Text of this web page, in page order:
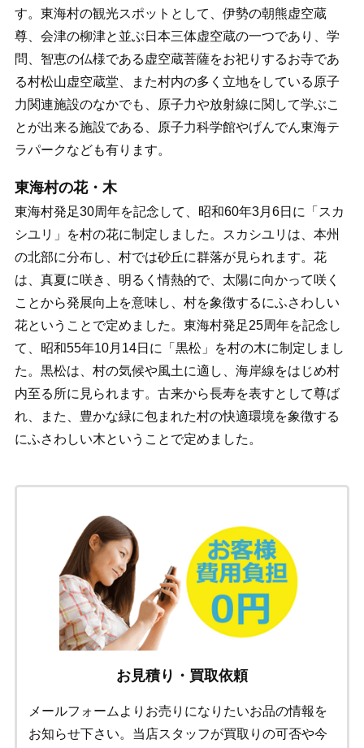
す。東海村の観光スポットとして、伊勢の朝熊虚空蔵
尊、会津の柳津と並ぶ日本三体虚空蔵の一つであり、学
問、智恵の仏様である虚空蔵菩薩をお祀りするお寺であ
る村松山虚空蔵堂、また村内の多く立地をしている原子
力関連施設のなかでも、原子力や放射線に関して学ぶこ
とが出来る施設である、原子力科学館やげんでん東海テ
ラパークなども有ります。
東海村の花・木
東海村発足30周年を記念して、昭和60年3月6日に「スカ
シユリ」を村の花に制定しました。スカシユリは、本州
の北部に分布し、村では砂丘に群落が見られます。花
は、真夏に咲き、明るく情熱的で、太陽に向かって咲く
ことから発展向上を意味し、村を象徴するにふさわしい
花ということで定めました。東海村発足25周年を記念し
て、昭和55年10月14日に「黒松」を村の木に制定しまし
た。黒松は、村の気候や風土に適し、海岸線をはじめ村
内至る所に見られます。古来から長寿を表すとして尊ば
れ、また、豊かな緑に包まれた村の快適環境を象徴する
にふさわしい木ということで定めました。
お見積り・買取依頼
メールフォームよりお売りになりたいお品の情報を
お知らせ下さい。当店スタッフが買取りの可否や今